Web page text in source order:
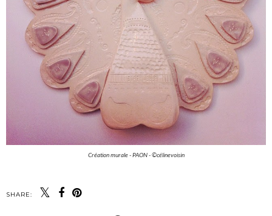
Création murale - PAON - ©célinevoisin
SHARE: